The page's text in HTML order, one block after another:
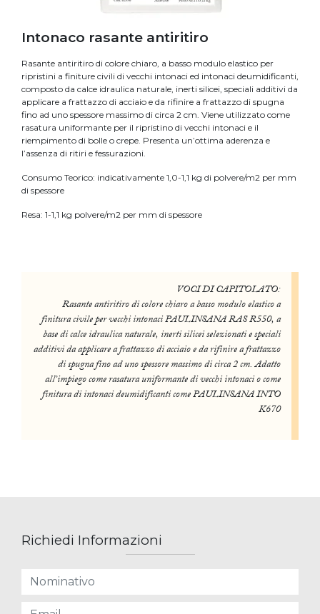
Intonaco rasante antiritiro
Rasante antiritiro di colore chiaro, a basso modulo elastico per
ripristini a finiture civili di vecchi intonaci ed intonaci deumidificanti,
composto da calce idraulica naturale, inerti silicei, speciali additivi da
applicare a frattazzo di acciaio e da rifinire a frattazzo di spugna
fino ad uno spessore massimo di circa 2 cm. Viene utilizzato come
rasatura uniformante per il ripristino di vecchi intonaci e il
riempimento di bolle o crepe. Presenta un’ottima aderenza e
l’assenza di ritiri e fessurazioni.
Consumo Teorico: indicativamente 1,0-1,1 kg di polvere/m2 per mm
di spessore
Resa: 1-1,1 kg polvere/m2 per mm di spessore
VOCI DI CAPITOLATO:
Rasante antiritiro di colore chiaro a basso modulo elastico a
finitura civile per vecchi intonaci PAULINSANA RAS R550, a
base di calce idraulica naturale, inerti silicei selezionati e speciali
additivi da applicare a frattazzo di acciaio e da rifinire a frattazzo
di spugna fino ad uno spessore massimo di circa 2 cm. Adatto
all’impiego come rasatura uniformante di vecchi intonaci o come
finitura di intonaci deumidificanti come PAULINSANA INTO
K670
Richiedi Informazioni